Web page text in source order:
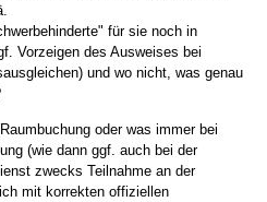
für sie noch in
Vorzeigen des Ausweises bei
und wo nicht, was genau
oder was immer bei
(wie dann ggf. auch bei der
zwecks Teilnahme an der
mit korrekten offiziellen